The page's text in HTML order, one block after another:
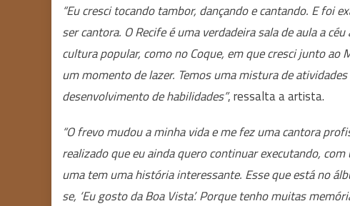
“Eu cresci tocando tambor, dançando e cantando. E foi
ser cantora. O Recife é uma verdadeira sala de aula a
cultura popular, como no Coque, em que cresci junto ao
um momento de lazer. Temos uma mistura de
desenvolvimento de habilidades”, ressalta a artista.
“O frevo mudou a minha vida e me fez uma cantora
realizado que eu ainda quero continuar executando,
uma tem uma história interessante. Esse que está no
se, ‘Eu gosto da Boa Vista’. Porque tenho muitas